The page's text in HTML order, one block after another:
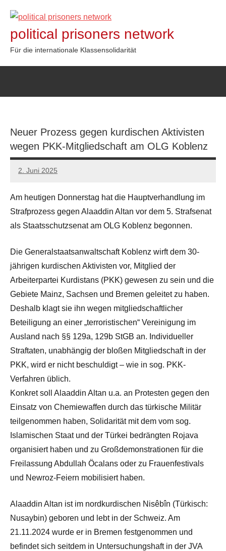
Inhalt
springen
political prisoners network
Für die internationale Klassensolidarität
Neuer Prozess gegen kurdischen Aktivisten
wegen PKK-Mitgliedschaft am OLG Koblenz
2. Juni 2025
network
Am heutigen Donnerstag hat die Hauptverhandlung im
Strafprozess gegen Alaaddin Altan vor dem 5. Strafsenat
als Staatsschutzsenat am OLG Koblenz begonnen.
Die Generalstaatsanwaltschaft Koblenz wirft dem 30-
jährigen kurdischen Aktivisten vor, Mitglied der
Arbeiterpartei Kurdistans (PKK) gewesen zu sein und die
Gebiete Mainz, Sachsen und Bremen geleitet zu haben.
Deshalb klagt sie ihn wegen mitgliedschaftlicher
Beteiligung an einer „terroristischen“ Vereinigung im
Ausland nach §§ 129a, 129b StGB an. Individueller
Straftaten, unabhängig der bloßen Mitgliedschaft in der
PKK, wird er nicht beschuldigt – wie in sog. PKK-
Verfahren üblich.
Konkret soll Alaaddin Altan u.a. an Protesten gegen den
Einsatz von Chemiewaffen durch das türkische Militär
teilgenommen haben, Solidarität mit dem vom sog.
Islamischen Staat und der Türkei bedrängten Rojava
organisiert haben und zu Großdemonstrationen für die
Freilassung Abdullah Öcalans oder zu Frauenfestivals
und Newroz-Feiern mobilisiert haben.
Alaaddin Altan ist im nordkurdischen Nisêbîn (Türkisch:
Nusaybin) geboren und lebt in der Schweiz. Am
21.11.2024 wurde er in Bremen festgenommen und
befindet sich seitdem in Untersuchungshaft in der JVA